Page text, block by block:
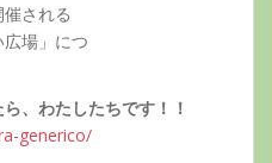
、わたしたちです！！
generico/